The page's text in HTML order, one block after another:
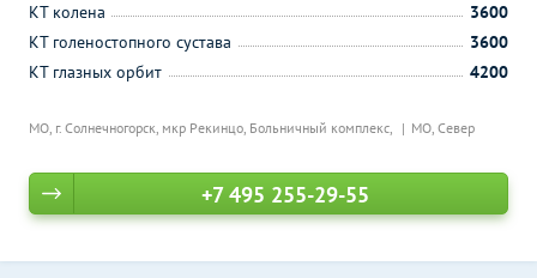
МО, г. Солнечногорск, мкр Рекинцо, Больничный комплекс, МО, Север
КТ колена
3600
КТ голеностопного сустава
3600
КТ глазных орбит
4200
+7 495 255-29-55